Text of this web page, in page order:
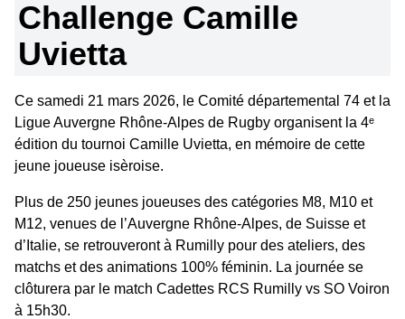
Challenge Camille
Uvietta
Ce samedi 21 mars 2026, le Comité départemental 74 et la
Ligue Auvergne Rhône-Alpes de Rugby organisent la 4ᵉ
édition du tournoi Camille Uvietta, en mémoire de cette
jeune joueuse isèroise.
Plus de 250 jeunes joueuses des catégories M8, M10 et
M12, venues de l’Auvergne Rhône-Alpes, de Suisse et
d’Italie, se retrouveront à Rumilly pour des ateliers, des
matchs et des animations 100% féminin. La journée se
clôturera par le match Cadettes RCS Rumilly vs SO Voiron
à 15h30.